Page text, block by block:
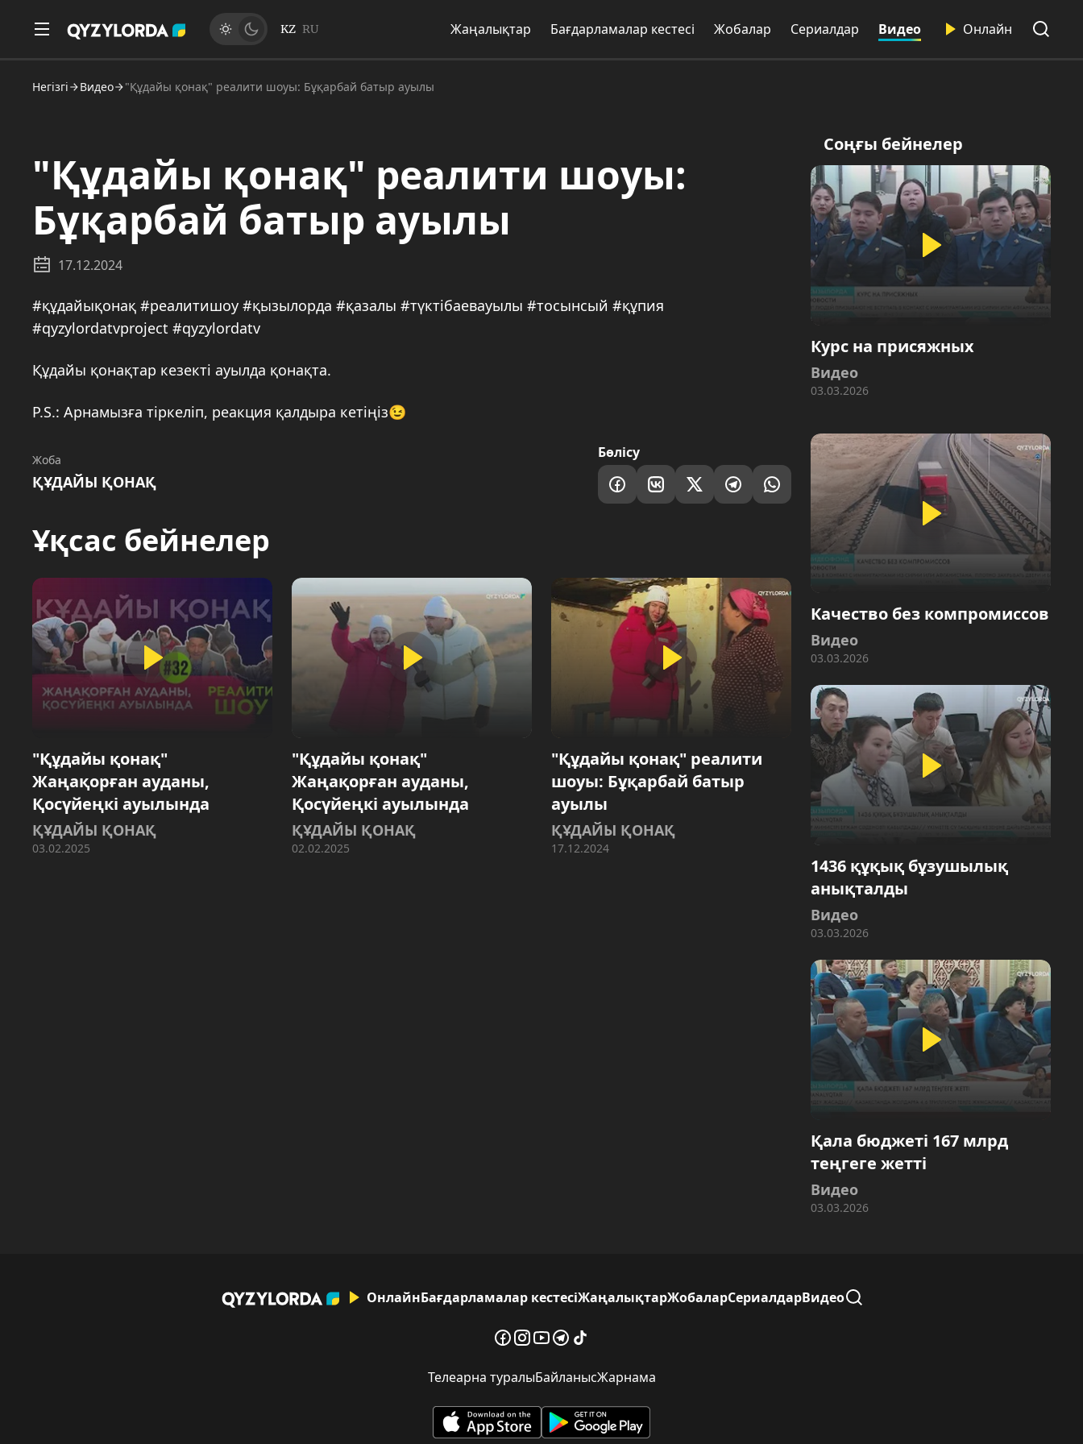
KZ RU Жаңалықтар Бағдарламалар кестесі Жобалар Сериалдар Видео Онлайн
Негізгі Видео "Құдайы қонақ" реалити шоуы: Бұқарбай батыр ауылы
"Құдайы қонақ" реалити шоуы:
Бұқарбай батыр ауылы
17.12.2024
#құдайықонақ #реалитишоу #қызылорда #қазалы #түктібаевауылы #тосынсый #құпия
#qyzylordatvproject #qyzylordatv
Құдайы қонақтар кезекті ауылда қонақта.
P.S.: Арнамызға тіркеліп, реакция қалдыра кетіңіз😉
Жоба
ҚҰДАЙЫ ҚОНАҚ
Бөлісу
Ұқсас бейнелер
"Құдайы қонақ"
Жаңақорған ауданы,
Қосүйеңкі ауылында
ҚҰДАЙЫ ҚОНАҚ
03.02.2025
"Құдайы қонақ"
Жаңақорған ауданы,
Қосүйеңкі ауылында
ҚҰДАЙЫ ҚОНАҚ
02.02.2025
"Құдайы қонақ" реалити
шоуы: Бұқарбай батыр
ауылы
ҚҰДАЙЫ ҚОНАҚ
17.12.2024
Соңғы бейнелер
Курс на присяжных
Видео
03.03.2026
Качество без компромиссов
Видео
03.03.2026
1436 құқық бұзушылық
анықталды
Видео
03.03.2026
Қала бюджеті 167 млрд
теңгеге жетті
Видео
03.03.2026
ОнлайнБағдарламалар кестесіЖаңалықтарЖобаларСериалдарВидео
Телеарна туралыБайланысЖарнама